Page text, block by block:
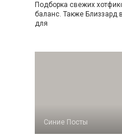
Подборка свежих
баланс. Также
для
Синие Посты